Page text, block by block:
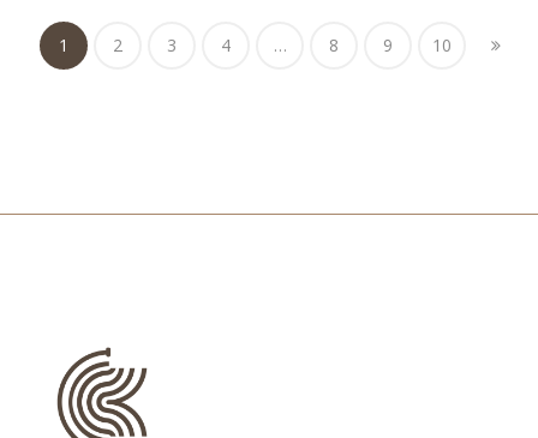
1 2 3 4 … 8 9 10